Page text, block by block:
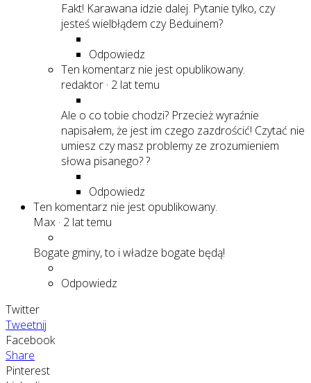
Fakt! Karawana idzie dalej. Pytanie tylko, czy
jesteś wielbłądem czy Beduinem?
Odpowiedz
Ten komentarz nie jest opublikowany.
redaktor · 2 lat temu
Ale o co tobie chodzi? Przecież wyraźnie
napisałem, że jest im czego zazdrościć! Czytać nie
umiesz czy masz problemy ze zrozumieniem
słowa pisanego? ?
Odpowiedz
Ten komentarz nie jest opublikowany.
Max · 2 lat temu
Bogate gminy, to i władze bogate będą!
Odpowiedz
Twitter
Tweetnij
Facebook
Share
Pinterest